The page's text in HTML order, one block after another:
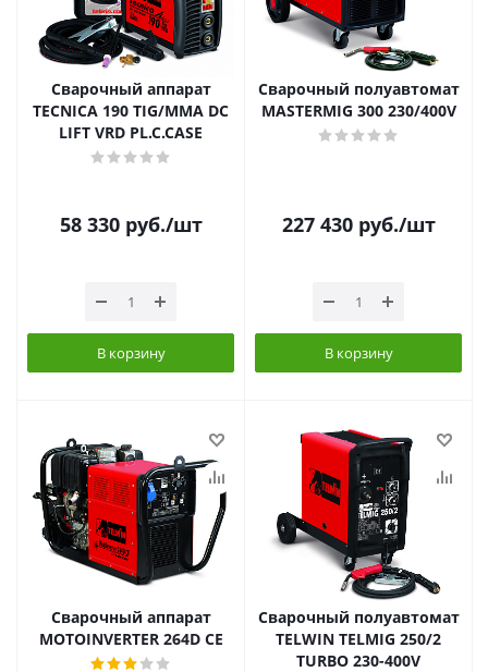
Сварочный аппарат
TECNICA 190 TIG/MMA DC
LIFT VRD PL.C.CASE
58 330руб./шт
В корзину
Сварочный полуавтомат
MASTERMIG 300 230/400V
227 430руб./шт
В корзину
Сварочный аппарат
MOTOINVERTER 264D CE
Сварочный полуавтомат
TELWIN TELMIG 250/2
TURBO 230-400V